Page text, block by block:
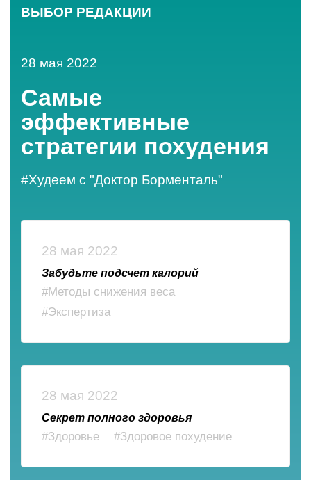
ВЫБОР РЕДАКЦИИ
28 мая 2022
Самые
эффективные
стратегии похудения
#Худеем с "Доктор Борменталь"
28 мая 2022
Забудьте подсчет калорий
#Методы снижения веса
#Экспертиза
28 мая 2022
Секрет полного здоровья
#Здоровье #Здоровое похудение